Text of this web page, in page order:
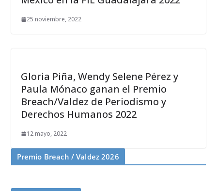
25 noviembre, 2022
Gloria Piña, Wendy Selene Pérez y
Paula Mónaco ganan el Premio
Breach/Valdez de Periodismo y
Derechos Humanos 2022
12 mayo, 2022
Premio Breach / Valdez 2026